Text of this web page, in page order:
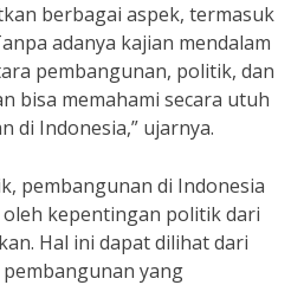
berbagai aspek, termasuk
adanya kajian mendalam
pembangunan, politik, dan
bisa memahami secara utuh
di Indonesia,” ujarnya.
pembangunan di Indonesia
kepentingan politik dari
Hal ini dapat dilihat dari
yang